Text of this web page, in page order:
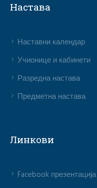
Настава
Наставни календар
Учионице и кабинети
Разредна настава
Предметна настава
Линкови
Facebook презентација